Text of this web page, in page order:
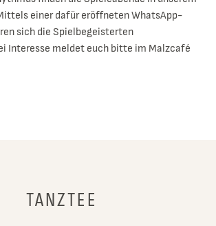
einer dafür eröffneten WhatsApp-
sich die Spielbegeisterten
Interesse meldet euch bitte im Malzcafé
TANZTEE